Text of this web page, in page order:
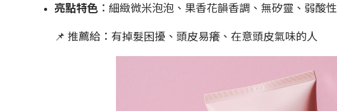
亮點特色 ：細緻微米泡泡、果香花韻香調、無矽靈、弱酸性
📌 推薦給：有掉髮困擾、頭皮易癢、在意頭皮氣味的人